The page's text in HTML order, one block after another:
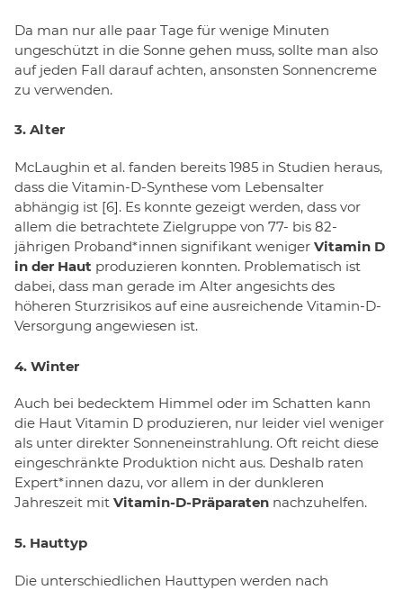
Da man nur alle paar Tage für wenige Minuten
ungeschützt in die Sonne gehen muss, sollte man also
auf jeden Fall darauf achten, ansonsten Sonnencreme
zu verwenden.
3. Alter
McLaughin et al. fanden bereits 1985 in Studien heraus,
dass die Vitamin-D-Synthese vom Lebensalter
abhängig ist [6]. Es konnte gezeigt werden, dass vor
allem die betrachtete Zielgruppe von 77- bis 82-
jährigen Proband*innen signifikant weniger Vitamin D
in der Haut produzieren konnten. Problematisch ist
dabei, dass man gerade im Alter angesichts des
höheren Sturzrisikos auf eine ausreichende Vitamin-D-
Versorgung angewiesen ist.
4. Winter
Auch bei bedecktem Himmel oder im Schatten kann
die Haut Vitamin D produzieren, nur leider viel weniger
als unter direkter Sonneneinstrahlung. Oft reicht diese
eingeschränkte Produktion nicht aus. Deshalb raten
Expert*innen dazu, vor allem in der dunkleren
Jahreszeit mit Vitamin-D-Präparaten nachzuhelfen.
5. Hauttyp
Die unterschiedlichen Hauttypen werden nach